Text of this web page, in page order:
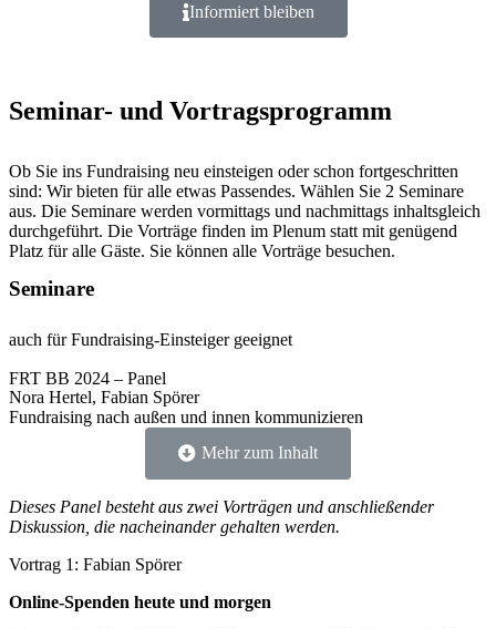
Informiert bleiben
Seminar- und Vortrags­programm
Ob Sie ins Fundraising neu einsteigen oder schon fortgeschritten
sind: Wir bieten für alle etwas Passendes. Wählen Sie 2 Seminare
aus. Die Seminare werden vormittags und nachmittags inhaltsgleich
durchgeführt. Die Vorträge finden im Plenum statt mit genügend
Platz für alle Gäste. Sie können alle Vorträge besuchen.
Seminare
auch für Fundraising-Einsteiger geeignet
FRT BB 2024 – Panel
Nora Hertel, Fabian Spörer
Fundraising nach außen und innen kommunizieren
Mehr zum Inhalt
Dieses Panel besteht aus zwei Vorträgen und anschließender
Diskussion, die nacheinander gehalten werden.
Vortrag 1: Fabian Spörer
Online-Spenden heute und morgen